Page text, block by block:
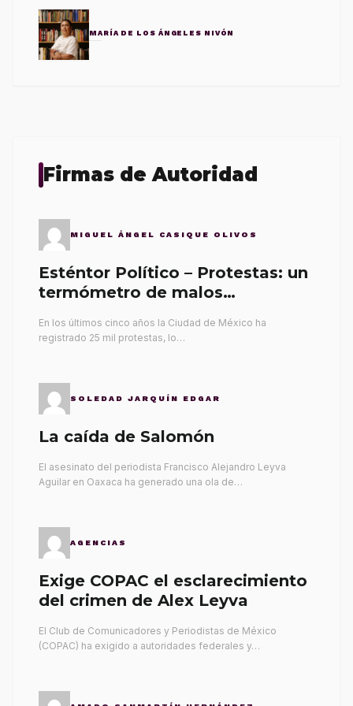
MARÍA DE LOS ÁNGELES NIVÓN
Firmas de Autoridad
MIGUEL ÁNGEL CASIQUE OLIVOS
Esténtor Político – Protestas: un
termómetro de malos
En los últimos cinco años la Ciudad de México ha
registrado 25 mil protestas, lo…
SOLEDAD JARQUÍN EDGAR
La caída de Salomón
El asesinato del periodista Francisco Alejandro Leyva
Aguilar en Oaxaca ha generado una ola de…
AGENCIAS
Exige COPAC el esclarecimiento
del crimen de Alex Leyva
El Club de Comunicadores y Periodistas de México
(COPAC) ha exigido a autoridades federales y…